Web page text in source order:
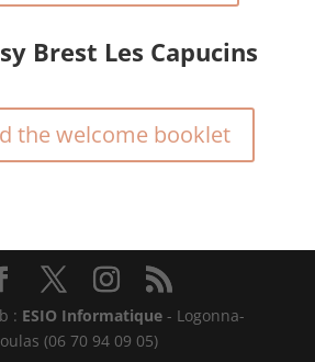
Brest Les Capucins
the welcome booklet
: ESIO Informatique - Logonna-
(06 70 94 09 05)